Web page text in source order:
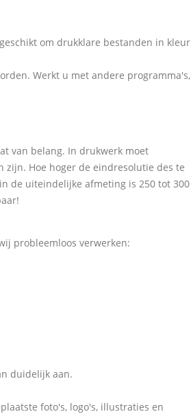
om drukklare bestanden in kleur
Werkt u met andere programma's,
van belang. In drukwerk moet
Hoe hoger de eindresolutie des te
de uiteindelijke afmeting is 250 tot 300
probleemloos verwerken:
duidelijk aan.
foto's, logo's, illustraties en